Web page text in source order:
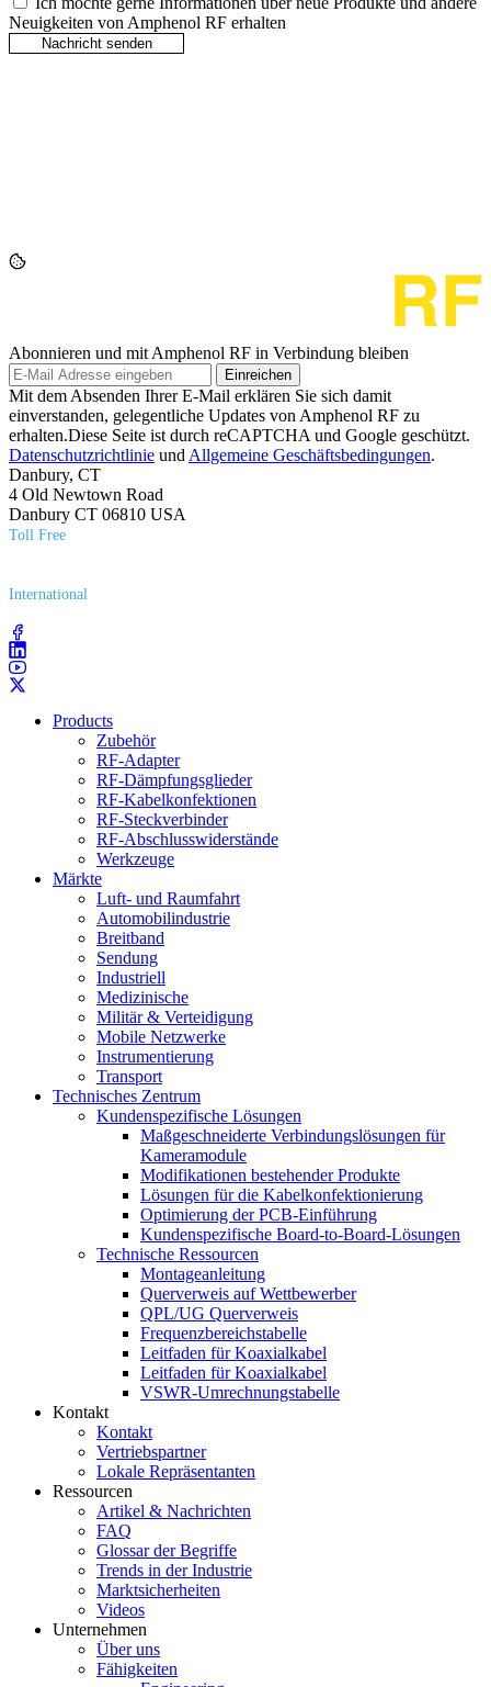
Neuigkeiten von Amphenol RF erhalten
Abonnieren und mit Amphenol RF in Verbindung bleiben
Einreichen
Mit dem Absenden Ihrer E-Mail erklären Sie sich damit
einverstanden, gelegentliche Updates von Amphenol RF zu
erhalten.Diese Seite ist durch reCAPTCHA und Google geschützt.
Datenschutzrichtlinie und Allgemeine Geschäftsbedingungen.
Danbury, CT
4 Old Newtown Road
Danbury CT 06810 USA
Toll Free
International
Products
Zubehör
RF-Adapter
RF-Dämpfungsglieder
RF-Kabelkonfektionen
RF-Steckverbinder
RF-Abschlusswiderstände
Werkzeuge
Märkte
Luft- und Raumfahrt
Automobilindustrie
Breitband
Sendung
Industriell
Medizinische
Militär & Verteidigung
Mobile Netzwerke
Instrumentierung
Transport
Technisches Zentrum
Kundenspezifische Lösungen
Maßgeschneiderte Verbindungslösungen für
Kameramodule
Modifikationen bestehender Produkte
Lösungen für die Kabelkonfektionierung
Optimierung der PCB-Einführung
Kundenspezifische Board-to-Board-Lösungen
Technische Ressourcen
Montageanleitung
Querverweis auf Wettbewerber
QPL/UG Querverweis
Frequenzbereichstabelle
Leitfaden für Koaxialkabel
Leitfaden für Koaxialkabel
VSWR-Umrechnungstabelle
Kontakt
Kontakt
Vertriebspartner
Lokale Repräsentanten
Ressourcen
Artikel & Nachrichten
FAQ
Glossar der Begriffe
Trends in der Industrie
Marktsicherheiten
Videos
Unternehmen
Über uns
Fähigkeiten